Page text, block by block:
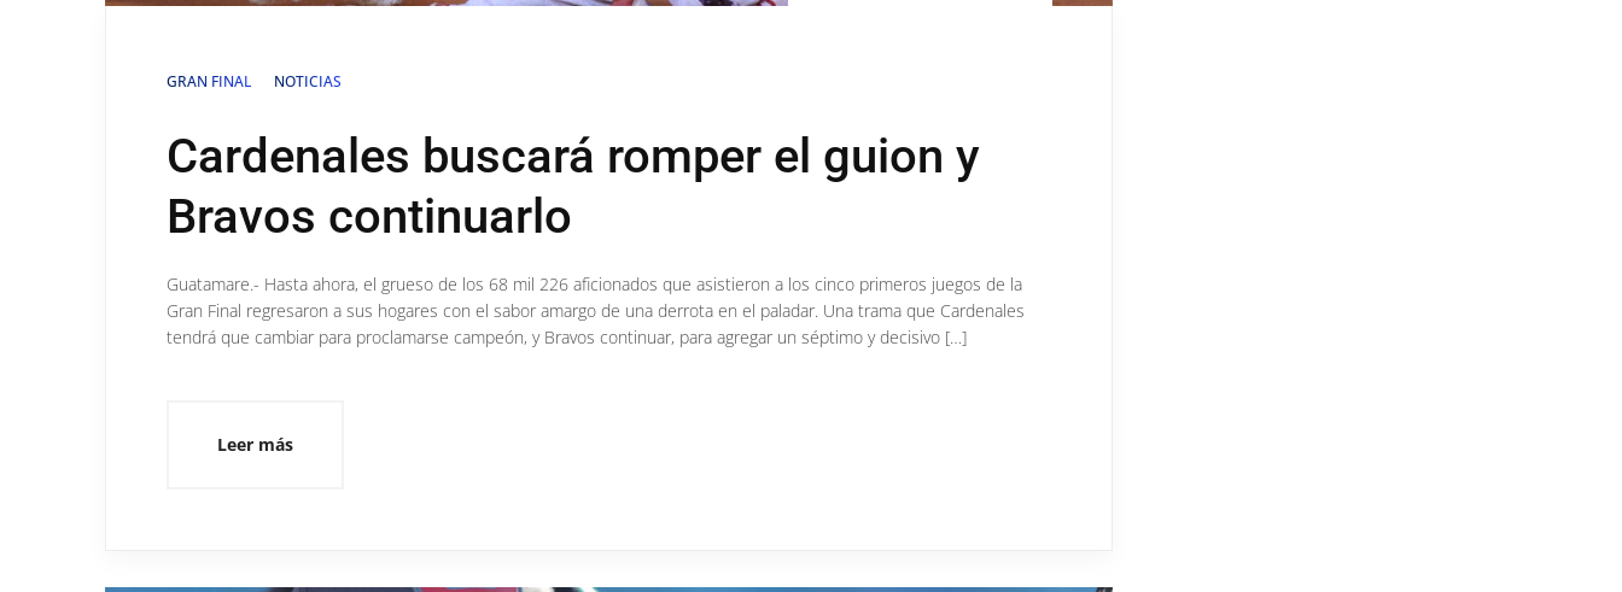
GRAN FINAL NOTICIAS
Cardenales buscará romper el guion y
Bravos continuarlo
Guatamare.- Hasta ahora, el grueso de los 68 mil 226 aficionados que asistieron a los cinco primeros juegos de la
Gran Final regresaron a sus hogares con el sabor amargo de una derrota en el paladar. Una trama que Cardenales
tendrá que cambiar para proclamarse campeón, y Bravos continuar, para agregar un séptimo y decisivo […]
Leer más